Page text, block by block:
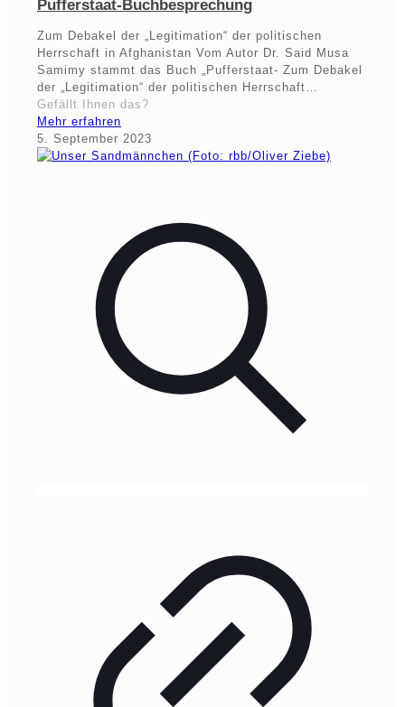
Pufferstaat-Buchbesprechung
Zum Debakel der „Legitimation“ der politischen
Herrschaft in Afghanistan Vom Autor Dr. Said Musa
Samimy stammt das Buch „Pufferstaat- Zum Debakel
der „Legitimation“ der politischen Herrschaft…
Gefällt Ihnen das?
Mehr erfahren
5. September 2023